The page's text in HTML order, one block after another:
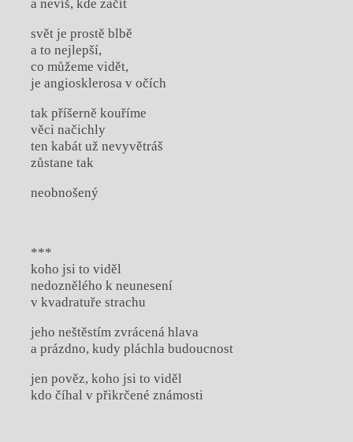
a nevíš, kde začít
svět je prostě blbě
a to nejlepší,
co můžeme vidět,
je angiosklerosa v očích
tak příšerně kouříme
věci načichly
ten kabát už nevyvětráš
zůstane tak
neobnošený
***
koho jsi to viděl
nedoznělého k neunesení
v kvadratuře strachu
jeho neštěstím zvrácená hlava
a prázdno, kudy pláchla budoucnost
jen pověz, koho jsi to viděl
kdo číhal v přikrčené známosti